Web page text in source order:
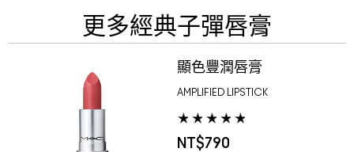
更多經典子彈唇膏
顯色豐潤唇膏
AMPLIFIED LIPSTICK
NT$790